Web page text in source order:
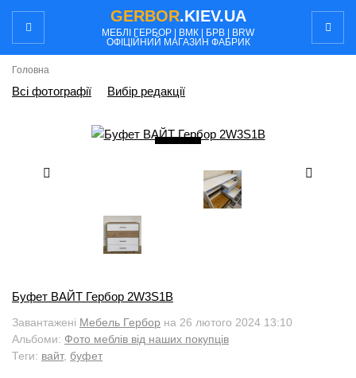
GERBOR.KIEV.UA
МЕБЛI ГЕРБОР | ВМК | БРВ | BRW
ОФІЦІЙНИЙ МАГАЗИН ФАБРИК
Головна
Всі фотографії Вибір редакції
Буфет ВАЙТ Гербор 2W3S1B
Завантажені Мебель Гербор на 26 лютого 2024 13:10
Альбоми: Фото меблів від наших покупців
Теги: вайт, буфет